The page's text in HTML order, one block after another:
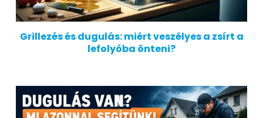
Grillezés és dugulás: miért veszélyes a zsírt a
lefolyóba önteni?